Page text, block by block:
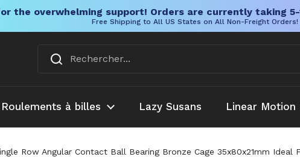
the overwhelming support! Orders are currently taking
Free Shipping to All US States on All Non-Freight Orders!
Roulements à billes Lazy Susans Linear Motion
Row Angular Contact Ball Bearing Bronze Cage 35x80x21mm